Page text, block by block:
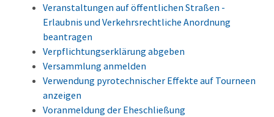
Veranstaltungen auf öffentlichen Straßen -
Erlaubnis und Verkehrsrechtliche Anordnung
beantragen
Verpflichtungserklärung abgeben
Versammlung anmelden
Verwendung pyrotechnischer Effekte auf Tourneen
anzeigen
Voranmeldung der Eheschließung